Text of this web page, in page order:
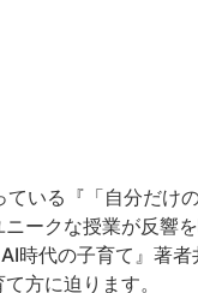
いる『「自分だけ
ークな授業が反響
時代の子育て』著
方に迫ります。